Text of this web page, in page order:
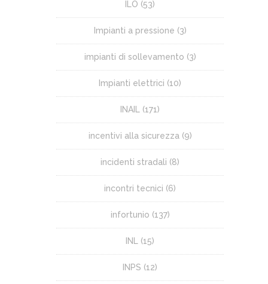
ILO (53)
Impianti a pressione (3)
impianti di sollevamento (3)
Impianti elettrici (10)
INAIL (171)
incentivi alla sicurezza (9)
incidenti stradali (8)
incontri tecnici (6)
infortunio (137)
INL (15)
INPS (12)